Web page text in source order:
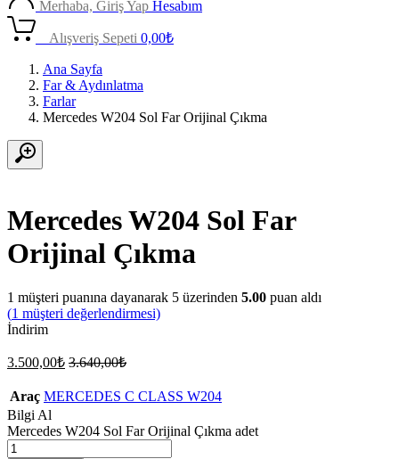
Merhaba, Giriş Yap Hesabım
Alışveriş Sepeti 0,00₺
Ana Sayfa
Far & Aydınlatma
Farlar
Mercedes W204 Sol Far Orijinal Çıkma
Mercedes W204 Sol Far
Orijinal Çıkma
1 müşteri puanına dayanarak 5 üzerinden 5.00 puan aldı
(1 müşteri değerlendirmesi)
İndirim
3.500,00₺ 3.640,00₺
Araç MERCEDES C CLASS W204
Bilgi Al
Mercedes W204 Sol Far Orijinal Çıkma adet